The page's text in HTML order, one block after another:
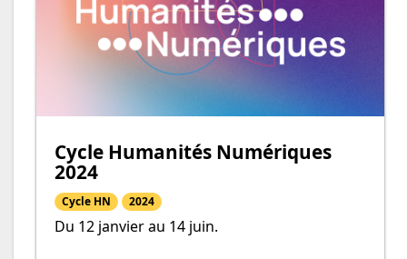
Cycle Humanités Numériques
2024
Cycle HN 2024
Du 12 janvier au 14 juin.